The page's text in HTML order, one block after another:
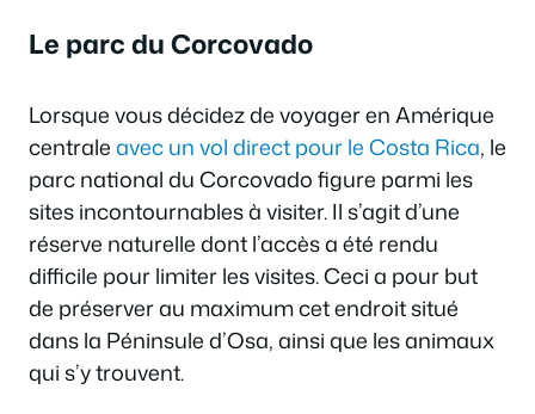
Le parc du Corcovado
Lorsque vous décidez de voyager en Amérique
centraleavec un vol direct pour le Costa Rica, le
parc national du Corcovado figure parmi les
sites incontournables à visiter. Il s’agit d’une
réserve naturelle dont l’accès a été rendu
difficile pour limiter les visites. Ceci a pour but
de préserver au maximum cet endroit situé
dans la Péninsule d’Osa, ainsi que les animaux
qui s’y trouvent.